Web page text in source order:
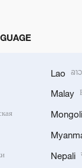
Lao ລາວ
Malay
Nepali